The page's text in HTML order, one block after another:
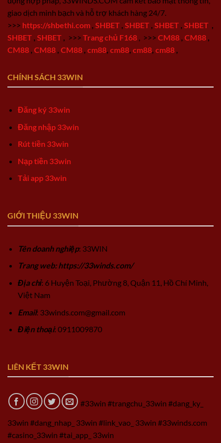
giao dịch minh bạch và hỗ trợ khách hàng 24/7.
>>> https://shbethi.com SHBET SHBET SHBET SHBET
SHBET SHBET >>> Trang chủ F168 >>> CM88 CM88
CM88 CM88 CM88 cm88 cm88 cm88 cm88
CHÍNH SÁCH 33WIN
Đăng ký 33win
Đăng nhập 33win
Rút tiền 33win
Nạp tiền 33win
Tải app 33win
GIỚI THIỆU 33WIN
Tên doanh nghiệp: 33WIN
Trang web: https://33winds.com/
Địa chỉ: 6 Huyện Toại, Phường 8, Quận 11, Hồ Chí Minh,
Việt Nam
Email: 33winds.com@gmail.com
Điện thoại: 0911009870
LIÊN KẾT 33WIN
#33win #trangchu_33win #dang_ky_
33win #dang_nhap_ 33win #link_vao_ 33win #33winds.com
#casino_33win #tai_app_ 33win